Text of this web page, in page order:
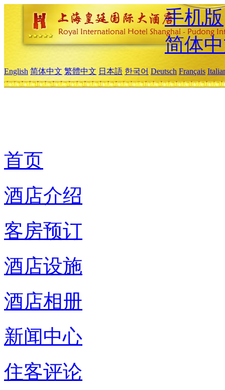
手机版
简体
English 简体中文 繁體中文 日本語 한국어 Deutsch Français
首页
酒店介绍
客房预订
酒店设施
酒店相册
新闻中心
住客评论